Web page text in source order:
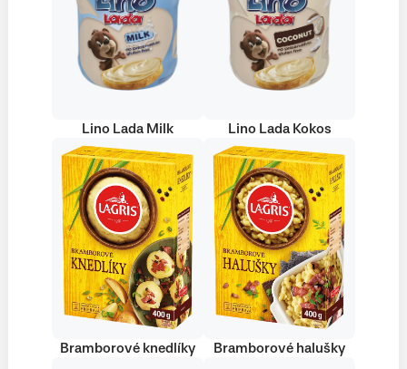
Lino Lada Milk Lino Lada Kokos
Bramborové knedlíky Bramborové halušky